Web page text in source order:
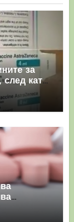
за
след като